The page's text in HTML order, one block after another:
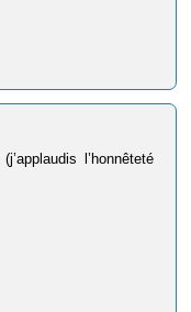
l’honnêteté